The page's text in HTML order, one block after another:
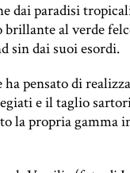
dai paradisi
al verde
sin dai suoi esordi.
pensato di
e il taglio
la propria gamma